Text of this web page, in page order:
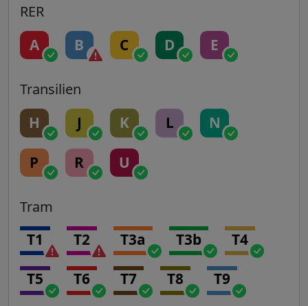
RER
A B C D E
Transilien
H J K L N
P R U
Tram
T1 T2 T3a T3b T4
T5 T6 T7 T8 T9